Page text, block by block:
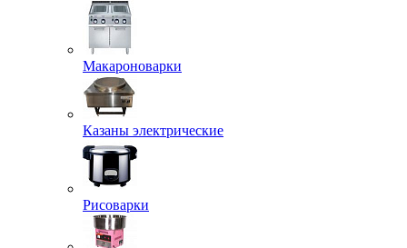
Макароноварки
Казаны электрические
Рисоварки